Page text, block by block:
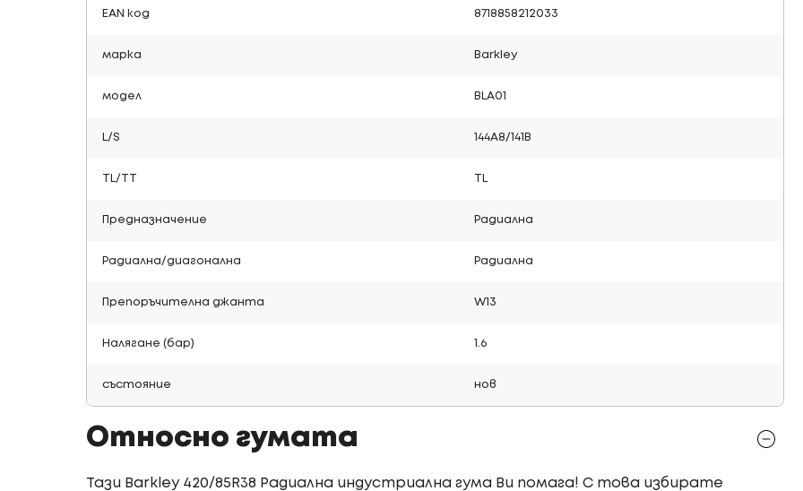
EAN код 8718858212033
марка Barkley
модел BLA01
L/S 144A8/141B
TL/TT
Предназначение Радиална
Радиална/диагонална Радиална
Препоръчителна джанта W13
Налягане (бар) 1.6
състояние нов
Относно гумата
Тази Barkley 420/85R38 Радиална индустриална гума Ви помага! С това избирате